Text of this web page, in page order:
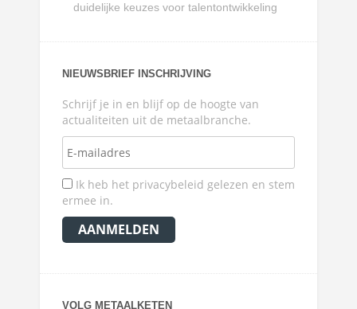
duidelijke keuzes voor talentontwikkeling
NIEUWSBRIEF INSCHRIJVING
Schrijf je in en blijf op de hoogte van
actualiteiten uit de metaalbranche.
Ik heb het privacybeleid gelezen en stem
ermee in.
VOLG METAALKETEN